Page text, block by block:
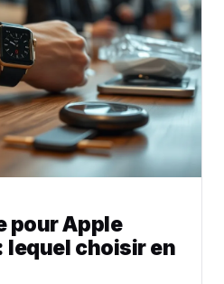
pour Apple
lequel choisir en